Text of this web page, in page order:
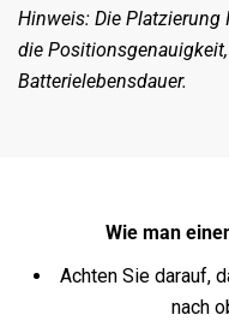
Hinweis: Die Platzierung
die
Batterielebensdauer.
Wie man
Achten Sie darauf,
nach